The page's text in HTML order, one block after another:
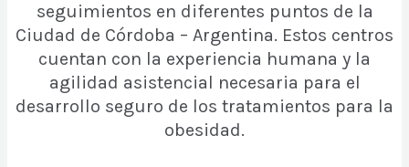
seguimientos en diferentes puntos de la
Ciudad de Córdoba – Argentina. Estos centros
cuentan con la experiencia humana y la
agilidad asistencial necesaria para el
desarrollo seguro de los tratamientos para la
obesidad.